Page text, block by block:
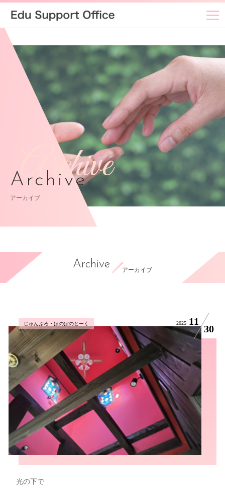
Archive
Archive
アーカイブ
Archive
アーカイブ
じゅんぶろ・ほのぼのとーく 2025 11
30
光の下で